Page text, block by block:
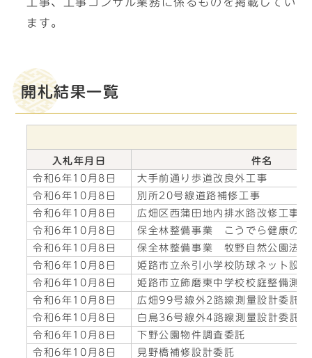
ます。
開札結果一覧
入札年月日
件名
令和6年10月8日
大手前通り歩道改良外工事
令和6年10月8日
別所20号線道路補修工事
令和6年10月8日
広畑区西蒲田地内排水路改修工事
令和6年10月8日
保全林整備事業 こうでら健康の森
令和6年10月8日
保全林整備事業 牧野自然公園法面
令和6年10月8日
姫路市立糸引小学校防球ネット設
令和6年10月8日
姫路市立飾磨東中学校校庭整備測
令和6年10月8日
広畑99号線外2路線測量設計委託
令和6年10月8日
白鳥36号線外4路線測量設計委託
令和6年10月8日
下野公園物件調査委託
令和6年10月8日
見野橋補修設計委託